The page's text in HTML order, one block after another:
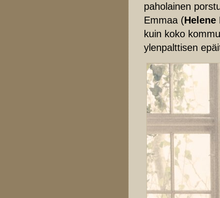
paholainen
Emmaa (Helene
kuin koko
ylenpalttisen